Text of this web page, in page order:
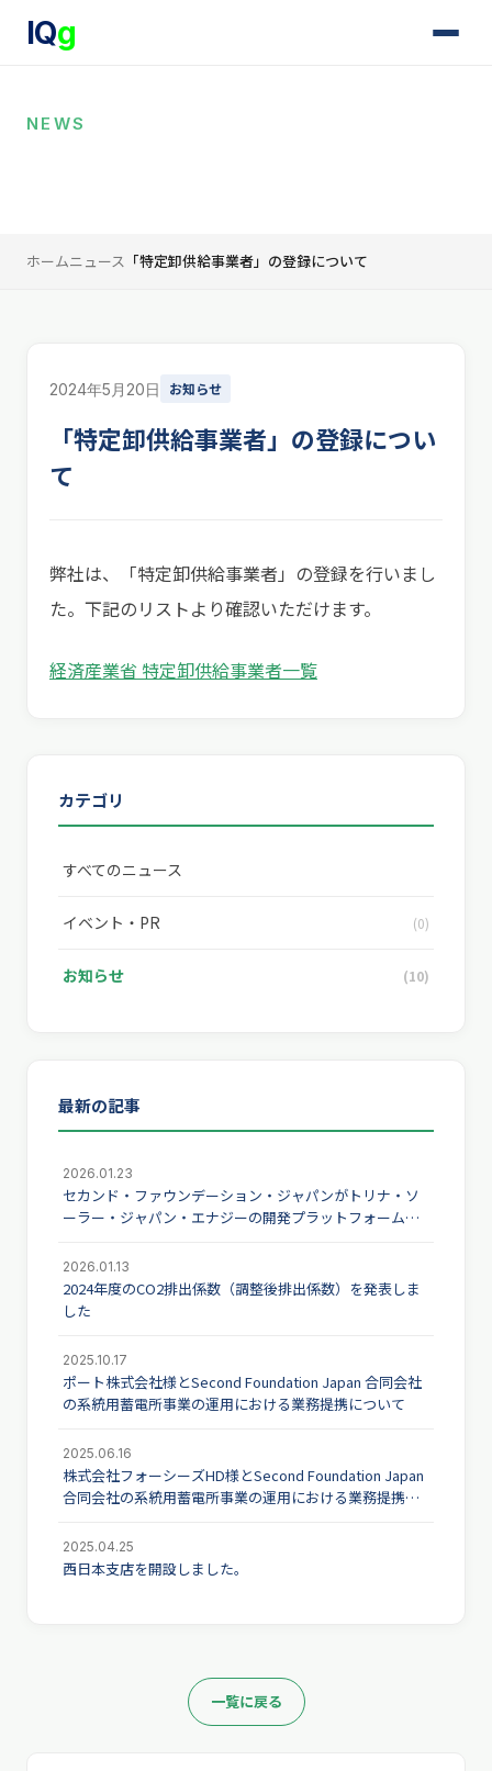
IQg
NEWS
ホームニュース 「特定卸供給事業者」の登録について
2024年5月20日 お知らせ
「特定卸供給事業者」の登録につい
て
弊社は、「特定卸供給事業者」の登録を行いまし
た。下記のリストより確認いただけます。
経済産業省 特定卸供給事業者一覧
カテゴリ
すべてのニュース
イベント・PR (0)
お知らせ (10)
最新の記事
2026.01.23
セカンド・ファウンデーション・ジャパンがトリナ・ソ
ーラー・ジャパン・エナジーの開発プラットフォームを
2026.01.13
2024年度のCO2排出係数（調整後排出係数）を発表しま
した
2025.10.17
ポート株式会社様とSecond Foundation Japan 合同会社
の系統用蓄電所事業の運用における業務提携について
2025.06.16
株式会社フォーシーズHD様とSecond Foundation Japan
合同会社の系統用蓄電所事業の運用における業務提携に
2025.04.25
西日本支店を開設しました。
一覧に戻る